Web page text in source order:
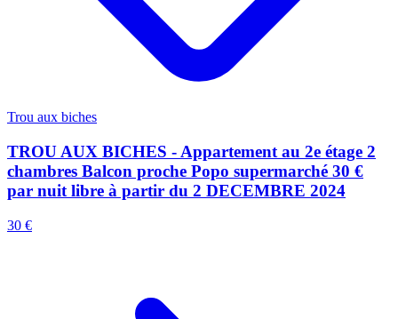
Trou aux biches
TROU AUX BICHES - Appartement au 2e étage 2
chambres Balcon proche Popo supermarché 30 €
par nuit libre à partir du 2 DECEMBRE 2024
30 €